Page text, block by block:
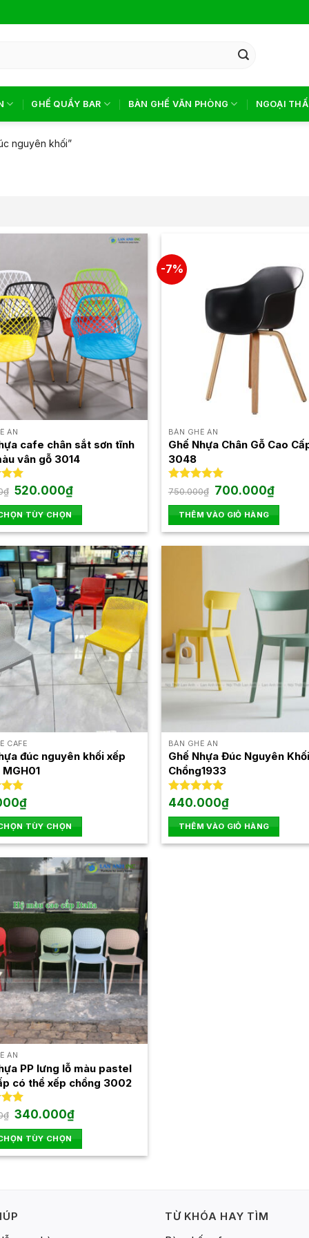
GHẾ QUẦY BAR BÀN GHẾ VĂN PHÒNG NGOẠI
nguyên khối”
ĂN
cafe chân sắt sơn tĩnh
vân gỗ 3014
5.00
₫ Giá
gốc
là:
680.000₫.
520.000₫Giá
hiện
tại
là:
520.000₫.
TÙY CHỌN
-7%
BÀN GHẾ ĂN
Ghế Nhựa Chân Gỗ Cao
3048
Được xếp
5.00
5 sao
750.000₫ Giá
gốc
là:
750.000₫.
700.000₫Giá
hiện
tại
là:
THÊM VÀO GIỎ HÀNG
CAFE
đúc nguyên khối xếp
₫
TÙY CHỌN
BÀN GHẾ ĂN
Ghế Nhựa Đúc Nguyên
Chồng1933
Được xếp
5 sao
440.000₫
THÊM VÀO GIỎ HÀNG
ĂN
PP lưng lỗ màu pastel
có thể xếp chồng 3002
5.00
₫ Giá
gốc
là:
550.000₫.
340.000₫Giá
hiện
tại
là:
340.000₫.
TÙY CHỌN
TỪ KHÓA HAY TÌM